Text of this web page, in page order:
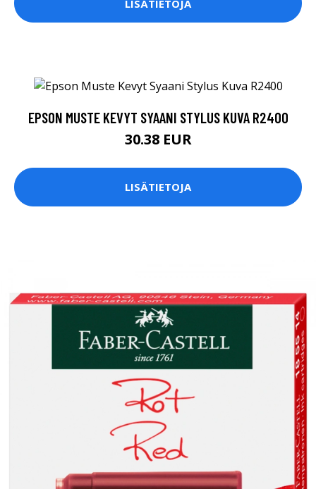
LISÄTIETOJA
EPSON MUSTE KEVYT SYAANI STYLUS KUVA R2400
30.38 EUR
LISÄTIETOJA